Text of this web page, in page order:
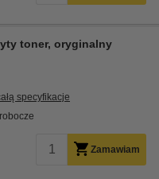
toner, oryginalny
specyfikacje
Zamawiam